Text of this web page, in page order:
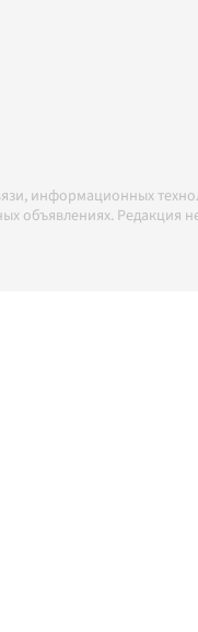
информационных
объявлениях.